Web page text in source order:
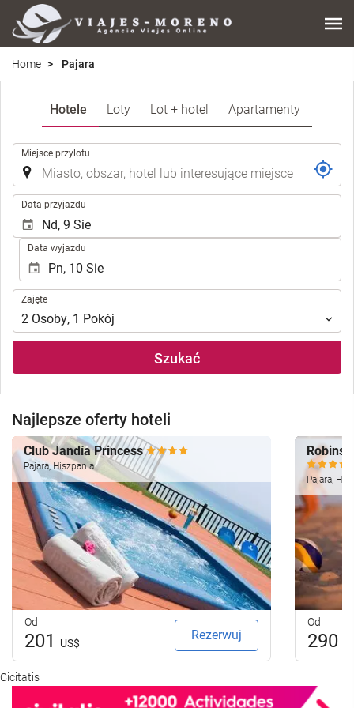
Home Pajara
Hotele Loty Lot + hotel Apartamenty
Miejsce przylotu
Data przyjazdu
Data wyjazdu
Zajęte
Zajęte
2 Osoby, 1 Pokój
Szukać
Najlepsze oferty hoteli
Club Jandía Princess
Pajara, Hiszpania
Od
201 US$
Rezerwuj
Pajara,
Od
290
Cicitatis